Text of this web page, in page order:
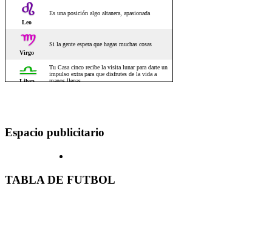
Espacio publicitario
TABLA DE FUTBOL